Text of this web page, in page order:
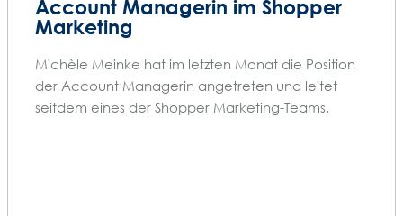
Account Managerin im Shopper
Marketing
Michèle Meinke hat im letzten Monat die Position
der Account Managerin angetreten und leitet
seitdem eines der Shopper Marketing-Teams.